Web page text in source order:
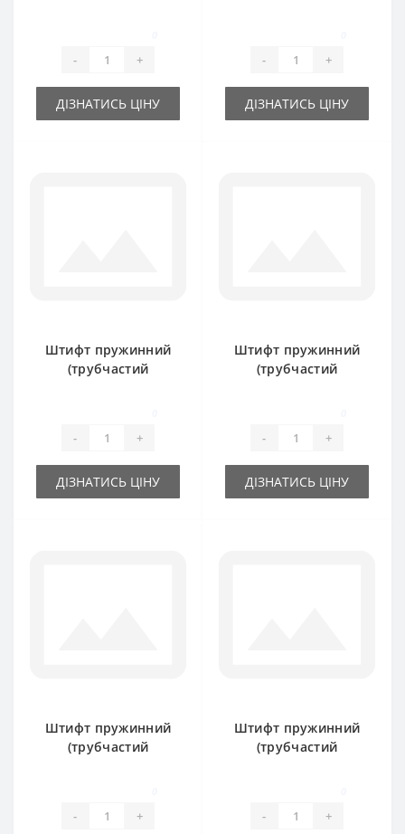
- +
ДІЗНАТИСЬ ЦІНУ
- +
ДІЗНАТИСЬ ЦІНУ
Штифт пружинний
(трубчастий
- +
ДІЗНАТИСЬ ЦІНУ
Штифт пружинний
(трубчастий
- +
ДІЗНАТИСЬ ЦІНУ
Штифт пружинний
(трубчастий
- +
Штифт пружинний
(трубчастий
- +